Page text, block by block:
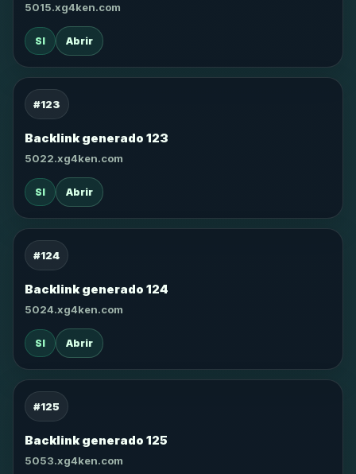
5015.xg4ken.com
SI Abrir
#123
Backlink generado 123
5022.xg4ken.com
SI Abrir
#124
Backlink generado 124
5024.xg4ken.com
SI Abrir
#125
Backlink generado 125
5053.xg4ken.com